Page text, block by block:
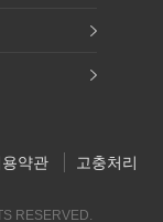
약관
고충처리
RESERVED.